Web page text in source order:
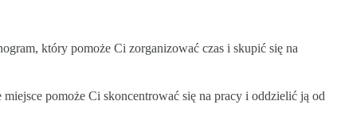
który pomoże Ci zorganizować czas i skupić się na
pomoże Ci skoncentrować się na pracy i oddzielić ją od